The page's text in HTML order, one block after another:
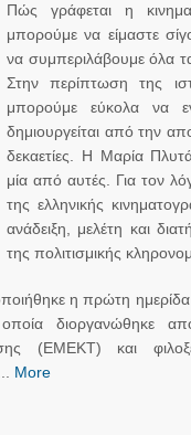
Πώς γράφεται η
μπορούμε να είμαστε
να συμπεριλάβουμε όλα
Στην περίπτωση της
μπορούμε εύκολα να
δημιουργείται από την
δεκαετίες. Η Μαρία
μία από αυτές. Για τον
της ελληνικής
ανάδειξη, μελέτη και
της πολιτισμικής
η πρώτη
διοργανώθηκε
(ΕΜΕΚΤ) και
More